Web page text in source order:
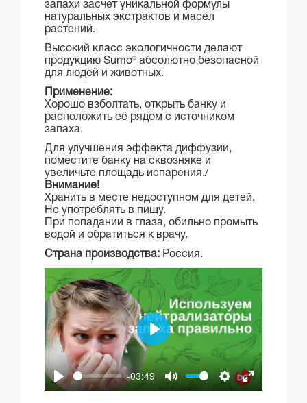
запахи засчет уникальной формулы
натуральных экстрактов и масел
растений.
Высокий класс экологичности делают
продукцию Sumo® абсолютно безопасной
для людей и животных.
Применение:
Хорошо взболтать, открыть банку и
расположить её рядом с источником
запаха.
Для улучшения эффекта диффузии,
поместите банку на сквозняке и
увеличьте площадь испарения./
Внимание!
Хранить в месте недоступном для детей.
Не употреблять в пищу.
При попадании в глаза, обильно промыть
водой и обратиться к врачу.
Страна производства: Россия.
Play
-03:49
Mute
Settings
Enter
Play